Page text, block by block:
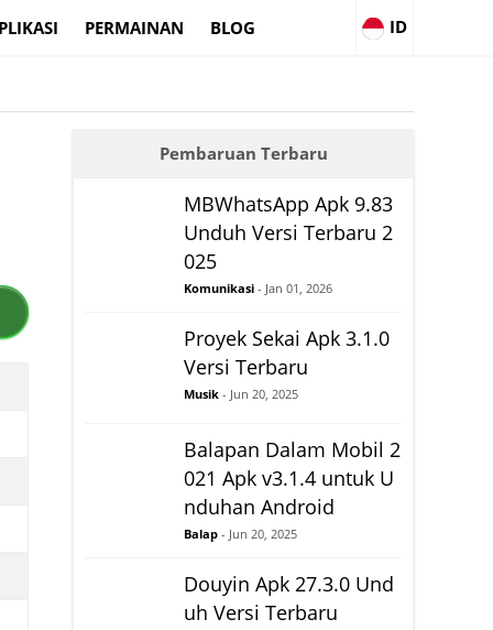
PERMAINAN BLOG ID
Pembaruan Terbaru
MBWhatsApp Apk 9.83
Unduh Versi Terbaru 2
025
Komunikasi - Jan 01, 2026
Proyek Sekai Apk 3.1.0
Versi Terbaru
Musik - Jun 20, 2025
Balapan Dalam Mobil 2
021 Apk v3.1.4 untuk U
nduhan Android
Balap - Jun 20, 2025
Douyin Apk 27.3.0 Und
uh Versi Terbaru